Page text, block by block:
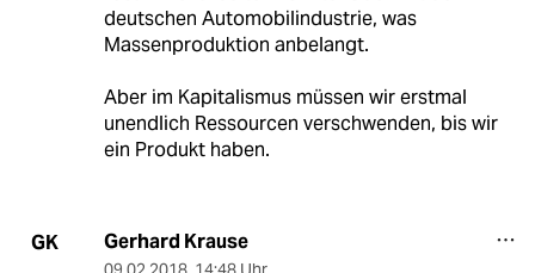
deutschen Automobilindustrie, was
Massenproduktion anbelangt.
Aber im Kapitalismus müssen wir erstmal
unendlich Ressourcen verschwenden, bis wir
ein Produkt haben.
GK Gerhard Krause